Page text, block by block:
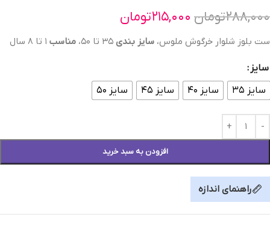
۲۸۸,۰۰۰تومان ۲۱۵,۰۰۰تومان
ست بلوز شلوار خرگوش ملوس، سایز بندی مناسب
سایز
سایز ۳۵
سایز ۴۰ سایز ۴۵ سایز ۵۰
افزودن به سبد خرید
راهنمای اندازه